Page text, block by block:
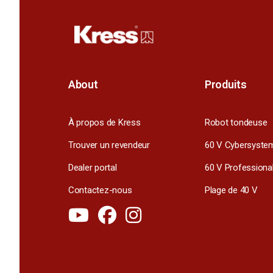
About
À propos de Kress
Trouver un revendeur
Dealer portal
Contactez-nous
Produits
Robot tondeuse
60 V
60 V Professional
Plage de 40 V